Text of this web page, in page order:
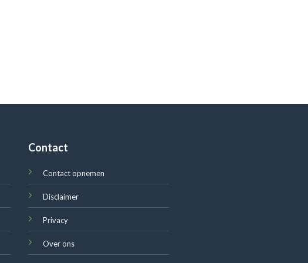
Contact
Contact opnemen
Disclaimer
Privacy
Over ons